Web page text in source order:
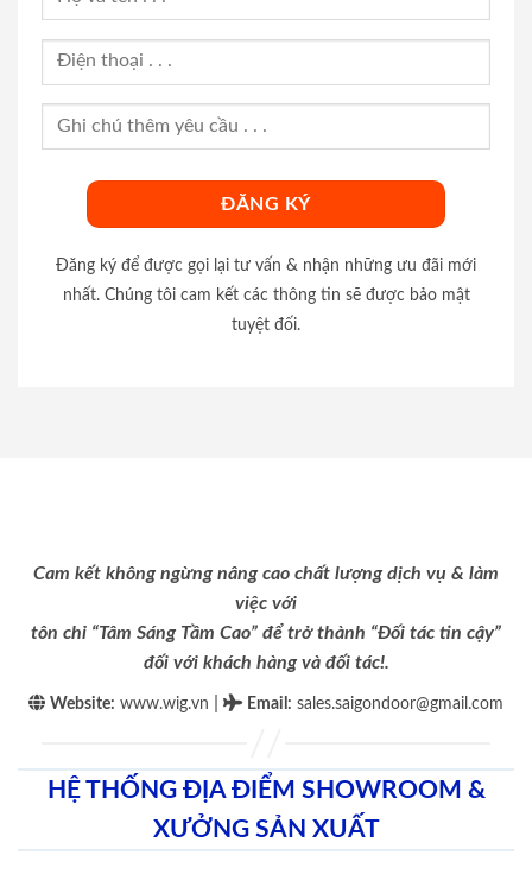
Đăng ký để được gọi lại tư vấn & nhận những ưu đãi mới
nhất. Chúng tôi cam kết các thông tin sẽ được bảo mật
tuyệt đối.
Cam kết không ngừng nâng cao chất lượng dịch vụ & làm
việc với
tôn chỉ “Tâm Sáng Tầm Cao” để trở thành “Đối tác tin cậy”
đối với khách hàng và đối tác!.
Website: www.wig.vn Email : sales.saigondoor@gmail.com
HỆ THỐNG ĐỊA ĐIỂM SHOWROOM &
XƯỞNG SẢN XUẤT